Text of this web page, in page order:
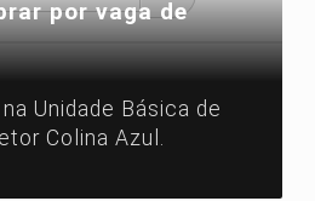
por vaga de
Unidade Básica de
Colina Azul.